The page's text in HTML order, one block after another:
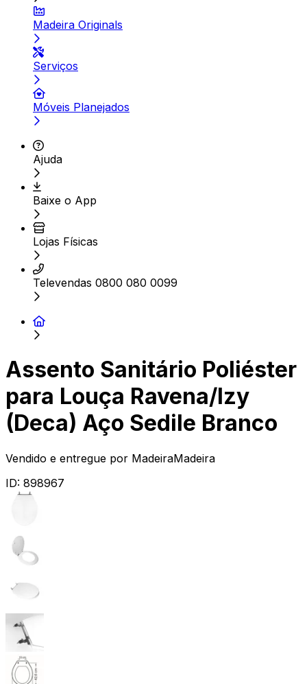
Madeira Originals
Serviços
Móveis Planejados
Ajuda
Baixe o App
Lojas Físicas
Televendas 0800 080 0099
Assento Sanitário Poliéster
para Louça Ravena/Izy
(Deca) Aço Sedile Branco
Vendido e entregue por MadeiraMadeira
ID: 898967